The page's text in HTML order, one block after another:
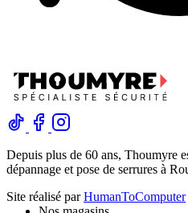
Depuis plus de 60 ans, Thoumyre
dépannage et pose de serrures à
Site réalisé parHumanToComputer